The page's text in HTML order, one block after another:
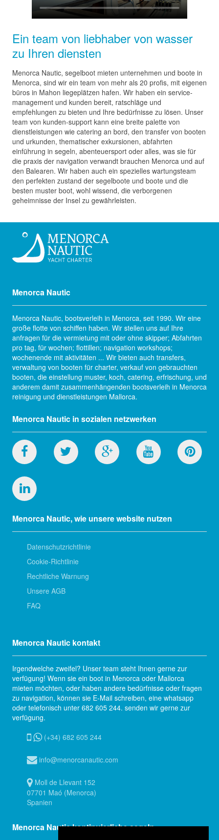
Ein team von liebhaber von wasser
zu Ihren diensten
Menorca Nautic, segelboot mieten unternehmen und boote in
Menorca, sind wir ein team von mehr als 20 profis, mit eigenen
büros in Mahon liegeplätzen hafen. Wir haben ein service-
management und kunden bereit, ratschläge und
empfehlungen zu bieten und Ihre bedürfnisse zu lösen. Unser
team von kunden-support kann eine breite palette von
dienstleistungen wie catering an bord, den transfer von booten
und urkunden, thematischer exkursionen, abfahrten
einführung in segeln, abenteuersport oder alles, was sie für
die praxis der navigation verwandt brauchen Menorca und auf
den Balearen. Wir haben auch ein spezielles wartungsteam
den perfekten zustand der segelboote und boote und die
besten muster boot, wohl wissend, die verborgenen
geheimnisse der Insel zu gewährleisten.
Menorca Nautic
Menorca Nautic, bootsverleih in Menorca, seit 1990. Wir eine
große flotte von schiffen haben. Wir stellen uns auf Ihre
anfragen für die vermietung mit oder ohne skipper; Abfahrten
pro tag, für wochen; flottillen; navigation workshops;
wochenende mit aktivitäten ... Wir bieten auch transfers,
verwaltung von booten für charter, verkauf von gebrauchten
booten, die einstellung muster, koch, catering, erfrischung, und
anderem damit zusammenhängenden bootsverleih in Menorca
reinigung und dienstleistungen Mallorca.
Menorca Nautic in sozialen netzwerken
Menorca Nautic, wie unsere website nutzen
Datenschutzrichtlinie
Cookie-Richtlinie
Rechtliche Warnung
Unsere AGB
FAQ
Menorca Nautic kontakt
Irgendwelche zweifel? Unser team steht Ihnen gerne zur
verfügung! Wenn sie ein boot in Menorca oder Mallorca
mieten möchten, oder haben andere bedürfnisse oder fragen
zu navigation, können sie E-Mail schreiben, eine whatsapp
oder telefonisch unter 682 605 244. senden wir gerne zur
verfügung.
(+34) 682 605 244
info@menorcanautic.com
Moll de Llevant 152
07701 Maó (Menorca)
Spanien
Menorca Nautic kontinuierliche segeln